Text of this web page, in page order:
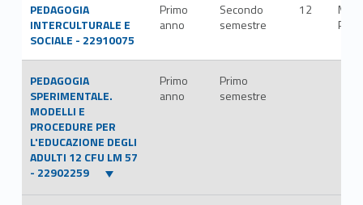
PEDAGOGIA
INTERCULTURALE E
SOCIALE - 22910075
Primo
anno
Secondo
semestre
12
M-
PEDAGOGIA
SPERIMENTALE.
MODELLI E
PROCEDURE PER
L'EDUCAZIONE DEGLI
ADULTI 12 CFU LM 57
- 22902259
Primo
anno
Primo
semestre